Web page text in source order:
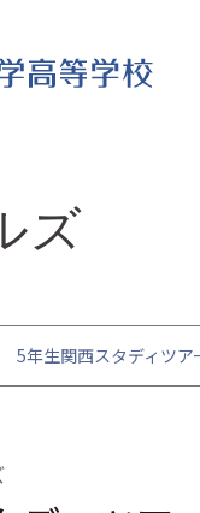
ズ
5年生関西スタディツ